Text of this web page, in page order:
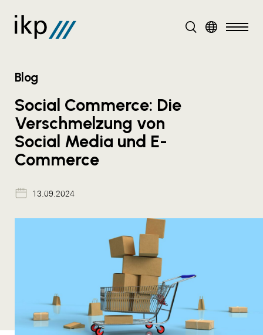
DE
Blog
Social Commerce: Die
Verschmelzung von
Social Media und E-
Commerce
13.09.2024